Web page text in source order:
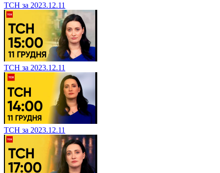
ТСН за 2023.12.11
ТСН за 2023.12.11
ТСН за 2023.12.11